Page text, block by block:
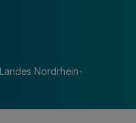
Nordrhein-